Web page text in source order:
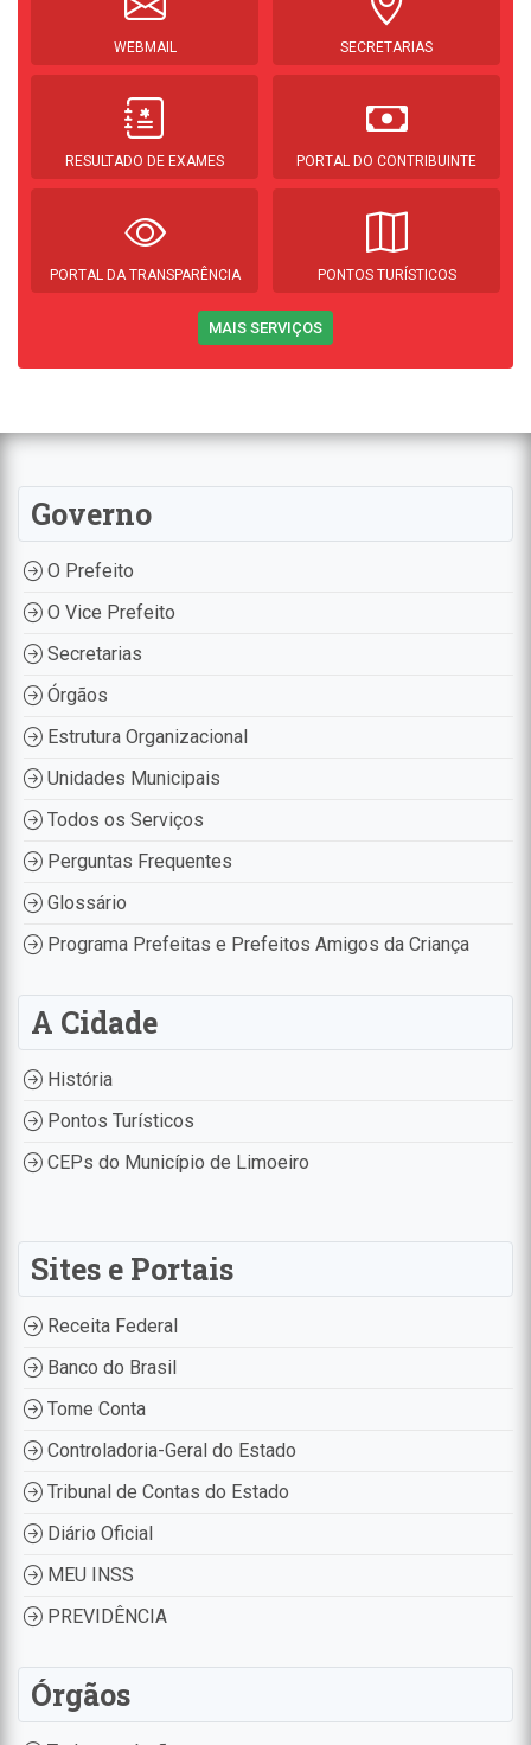
WEBMAIL SECRETARIAS
RESULTADO DE EXAMES PORTAL DO CONTRIBUINTE
PORTAL DA TRANSPARÊNCIA PONTOS TURÍSTICOS
MAIS SERVIÇOS
Governo
O Prefeito
O Vice Prefeito
Secretarias
Órgãos
Estrutura Organizacional
Unidades Municipais
Todos os Serviços
Perguntas Frequentes
Glossário
Programa Prefeitas e Prefeitos Amigos da Criança
A Cidade
História
Pontos Turísticos
CEPs do Município de Limoeiro
Sites e Portais
Receita Federal
Banco do Brasil
Tome Conta
Controladoria-Geral do Estado
Tribunal de Contas do Estado
Diário Oficial
MEU INSS
PREVIDÊNCIA
Órgãos